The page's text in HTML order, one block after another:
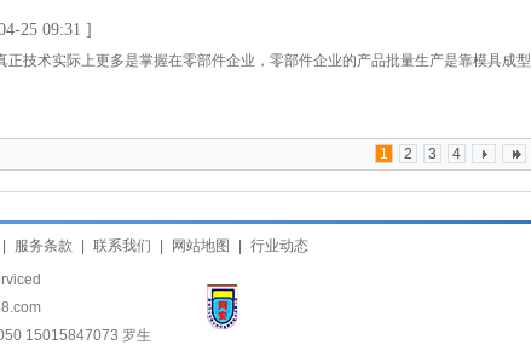
25 09:31 ]
技术实际上更多是掌握在零部件企业，零部件企业的产品批量生产是靠模具成型
1 2 3 4
服务条款 联系我们 网站地图
行业动态
15015847073 罗生